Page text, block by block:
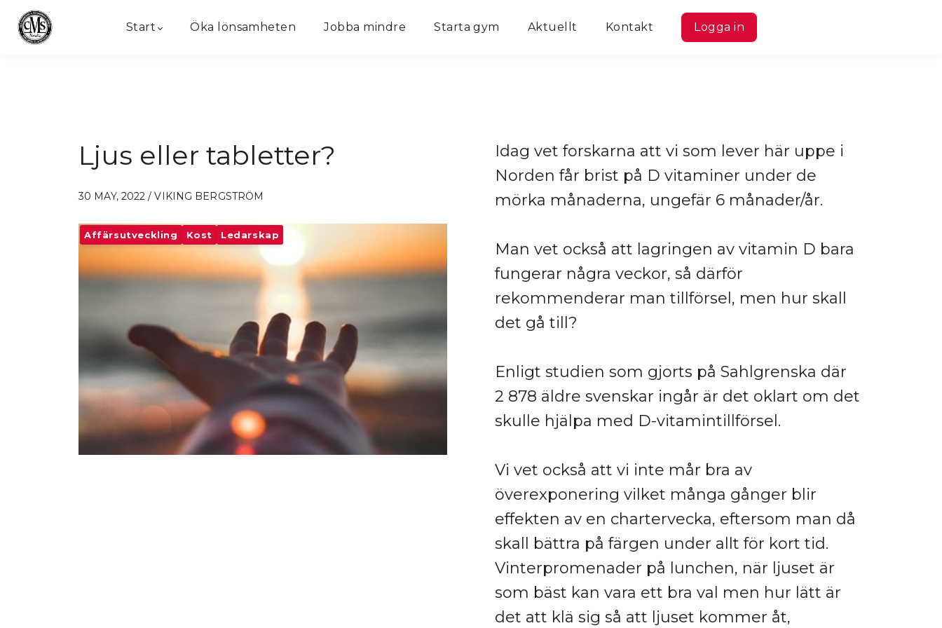
Start Öka lönsamheten Jobba mindre Starta gym Aktuellt Kontakt Logga in
Ljus eller tabletter?
30 MAY, 2022 / VIKING BERGSTRÖM
Affärsutveckling Kost Ledarskap
Idag vet forskarna att vi som lever här uppe i
Norden får brist på D vitaminer under de
mörka månaderna, ungefär 6 månader/år.
Man vet också att lagringen av vitamin D bara
fungerar några veckor, så därför
rekommenderar man tillförsel, men hur skall
det gå till?
Enligt studien som gjorts på Sahlgrenska där
2 878 äldre svenskar ingår är det oklart om det
skulle hjälpa med D-vitamintillförsel.
Vi vet också att vi inte mår bra av
överexponering vilket många gånger blir
effekten av en chartervecka, eftersom man då
skall bättra på färgen under allt för kort tid.
Vinterpromenader på lunchen, när ljuset är
som bäst kan vara ett bra val men hur lätt är
det att klä sig så att ljuset kommer åt,